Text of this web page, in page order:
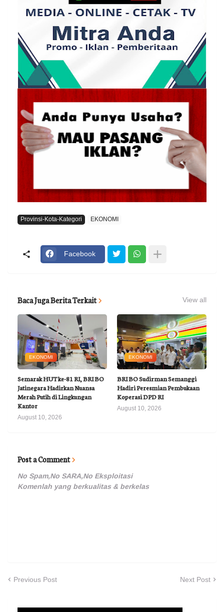
Provinsi-Kota-Kategori EKONOMI
Facebook
Baca Juga Berita Terkait View all
EKONOMI
Semarak HUT ke-81 RI, BRI BO
Jatinegara Hadirkan Nuansa
Merah Putih di Lingkungan
Kantor
August 10, 2026
EKONOMI
BRI BO Sudirman Semanggi
Hadiri Peresmian Pembukaan
Koperasi DPD RI
August 10, 2026
Post a Comment
No Spam,No SARA,No Eksploitasi
Komenlah yang berkualitas & berkelas
Previous Post Next Post